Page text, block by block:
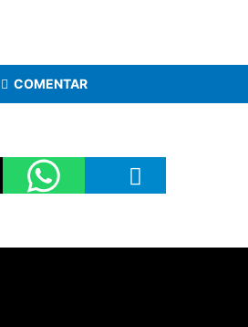
COMENTAR